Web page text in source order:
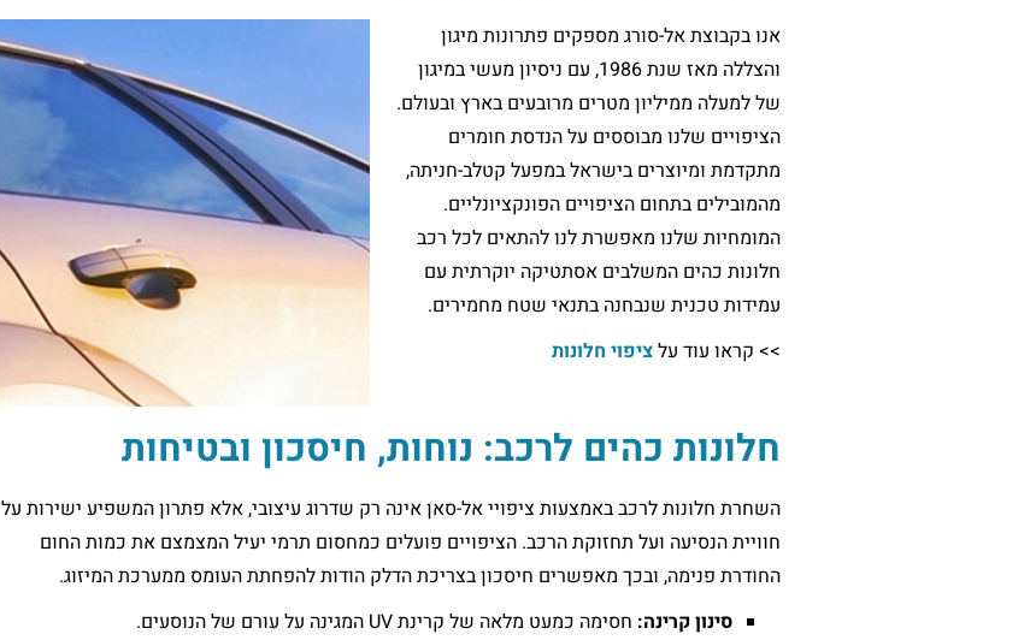
אנו בקבוצת אל-סורג מספקים פתרונות מיגון
והצללה מאז שנת 1986, עם ניסיון מעשי במיגון
של למעלה ממיליון מטרים מרובעים בארץ ובעולם.
הציפויים שלנו מבוססים על הנדסת חומרים
מתקדמת ומיוצרים בישראל במפעל קטלב-חניתה,
מהמובילים בתחום הציפויים הפונקציונליים.
המומחיות שלנו מאפשרת לנו להתאים לכל רכב
חלונות כהים המשלבים אסתטיקה יוקרתית עם
עמידות טכנית שנבחנה בתנאי שטח מחמירים.
>> קראו עוד עלציפוי חלונות
חלונות כהים לרכב: נוחות, חיסכון ובטיחות
השחרת חלונות לרכב באמצעות ציפויי אל-סאן אינה רק שדרוג עיצובי, אלא פתרון המשפיע ישירות על
חוויית הנסיעה ועל תחזוקת הרכב. הציפויים פועלים כמחסום תרמי יעיל המצמצם את כמות החום
החודרת פנימה, ובכך מאפשרים חיסכון בצריכת הדלק הודות להפחתת העומס ממערכת המיזוג.
סינון קרינה: חסימה כמעט מלאה של קרינת UV המגינה על עורם של הנוסעים.